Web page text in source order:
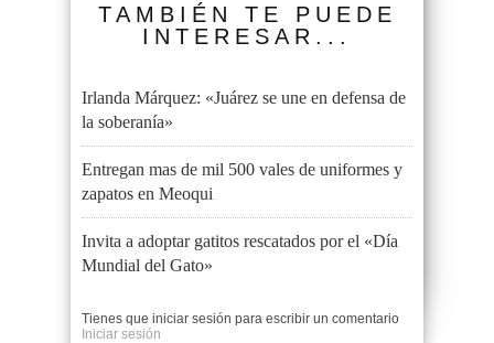
TAMBIÉN TE PUEDE
INTERESAR...
Irlanda Márquez: «Juárez se une en defensa de
la soberanía»
Entregan mas de mil 500 vales de uniformes y
zapatos en Meoqui
Invita a adoptar gatitos rescatados por el «Día
Mundial del Gato»
Tienes que iniciar sesión para escribir un comentario
Iniciar sesión